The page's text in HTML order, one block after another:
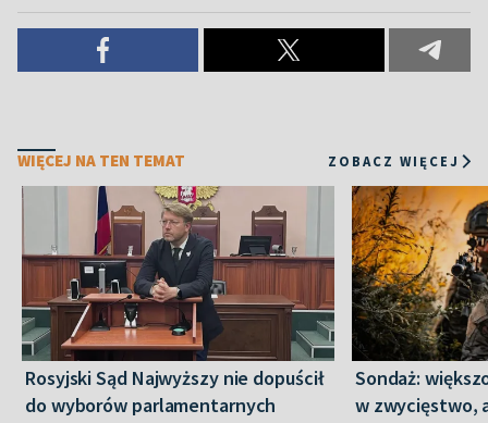
WIĘCEJ NA TEN TEMAT ZOBACZ WIĘCEJ
Rosyjski Sąd Najwyższy nie dopuścił
do wyborów parlamentarnych
Sondaż:
w zwycięstwo,